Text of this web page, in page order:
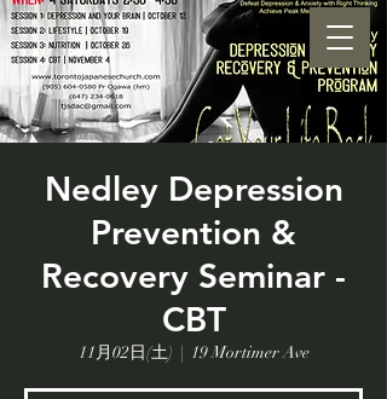
Nedley Depression
Prevention &
Recovery Seminar -
CBT
11月02日(土)
  |
19 Mortimer Ave